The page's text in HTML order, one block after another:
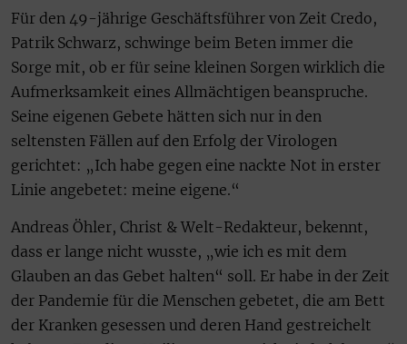
Für den 49-jährige Geschäftsführer von Zeit Credo,
Patrik Schwarz, schwinge beim Beten immer die
Sorge mit, ob er für seine kleinen Sorgen wirklich die
Aufmerksamkeit eines Allmächtigen beanspruche.
Seine eigenen Gebete hätten sich nur in den
seltensten Fällen auf den Erfolg der Virologen
gerichtet: „Ich habe gegen eine nackte Not in erster
Linie angebetet: meine eigene.“
Andreas Öhler, Christ & Welt-Redakteur, bekennt,
dass er lange nicht wusste, „wie ich es mit dem
Glauben an das Gebet halten“ soll. Er habe in der Zeit
der Pandemie für die Menschen gebetet, die am Bett
der Kranken gesessen und deren Hand gestreichelt